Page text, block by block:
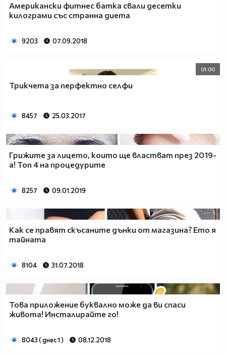
Американски фитнес батка свали десетки
килограми със странна диета
9203 07.09.2018
01:00
Трикчета за перфектно селфи
8457 25.03.2017
Грижите за лицето, които ще властват през 2019-
а! Топ 4 на процедурите
8257 09.01.2019
Как се правят скъсаните дънки от магазина? Ето я
тайната
8104 31.07.2018
Това приложение буквално може да ви спаси
живота! Инсталирайте го!
8043 ( днес 1 ) 08.12.2018